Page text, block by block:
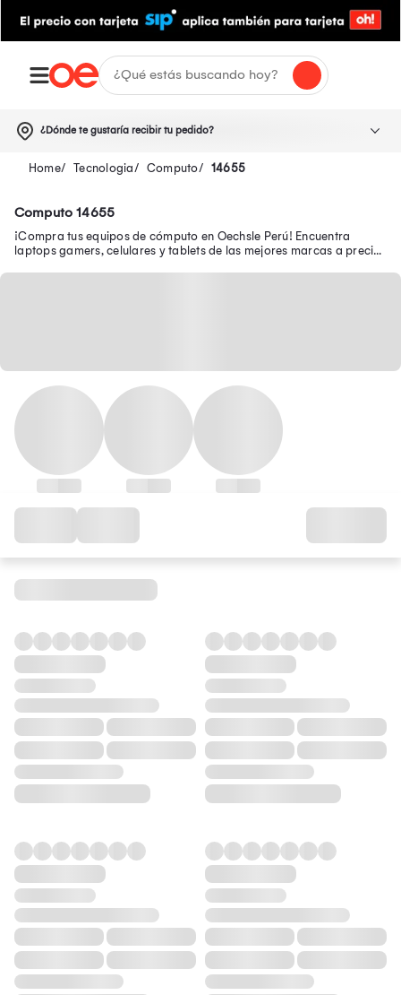
¿Dónde te gustaría recibir tu pedido?
Tecnologia Computo 14655
Computo 14655
¡Compra tus equipos de cómputo en Oechsle Perú! Encuentra
laptops gamers, celulares y tablets de las mejores marcas a precios